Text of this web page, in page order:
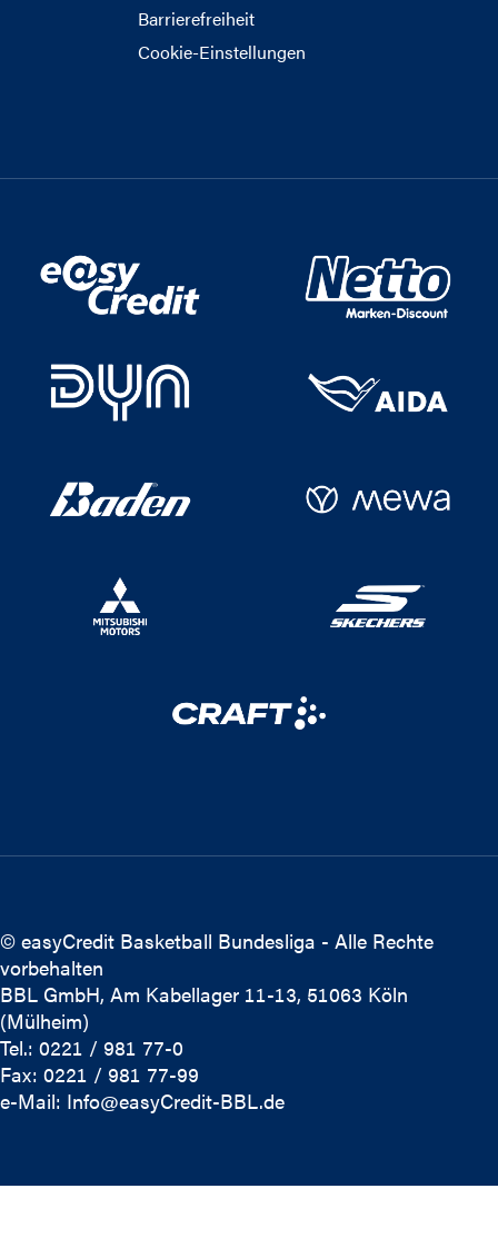
Barrierefreiheit
Cookie-Einstellungen
© easyCredit Basketball Bundesliga - Alle Rechte
vorbehalten
BBL GmbH, Am Kabellager 11-13, 51063 Köln
(Mülheim)
Tel.: 0221 / 981 77-0
Fax: 0221 / 981 77-99
e-Mail: Info@easyCredit-BBL.de